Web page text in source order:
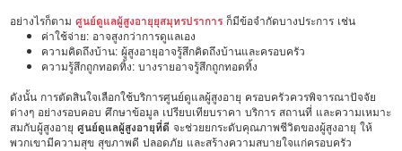
อย่างไรก็ตามศูนย์ดูแลผู้สูงอายุยุสมุทรปราการ ก็มีข้อจำกัดบางประการ เช่น
ค่าใช้จ่าย: อาจสูงกว่าการดูแลเอง
ความคิดถึงบ้าน: ผู้สูงอายุอาจรู้สึกคิดถึงบ้านและครอบครัว
ความรู้สึกถูกทอดทิ้ง: บางรายอาจรู้สึกถูกทอดทิ้ง
ดังนั้น การตัดสินใจเลือกใช้บริการศูนย์ดูแลผู้สูงอายุ ครอบครัวควรพิจารณาปัจจัย
ต่างๆ อย่างรอบคอบ ศึกษาข้อมูล เปรียบเทียบราคา บริการ สถานที่ และความเหมาะ
สมกับผู้สูงอายุศูนย์ดูแลผู้สูงอายุที่ดี จะช่วยยกระดับคุณภาพชีวิตของผู้สูงอายุ ให้
พวกเขามีความสุข สุขภาพดี ปลอดภัย และสร้างความสบายใจแก่ครอบครัว